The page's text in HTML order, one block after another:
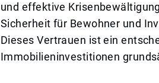
und effektive
Sicherheit für Bewohner und
Dieses Vertrauen ist ein
Immobilieninvestitionen